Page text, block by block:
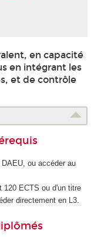
en capacité
en intégrant les
et de contrôle
ou accéder au
120 ECTS ou d'un titre
directement en L3.